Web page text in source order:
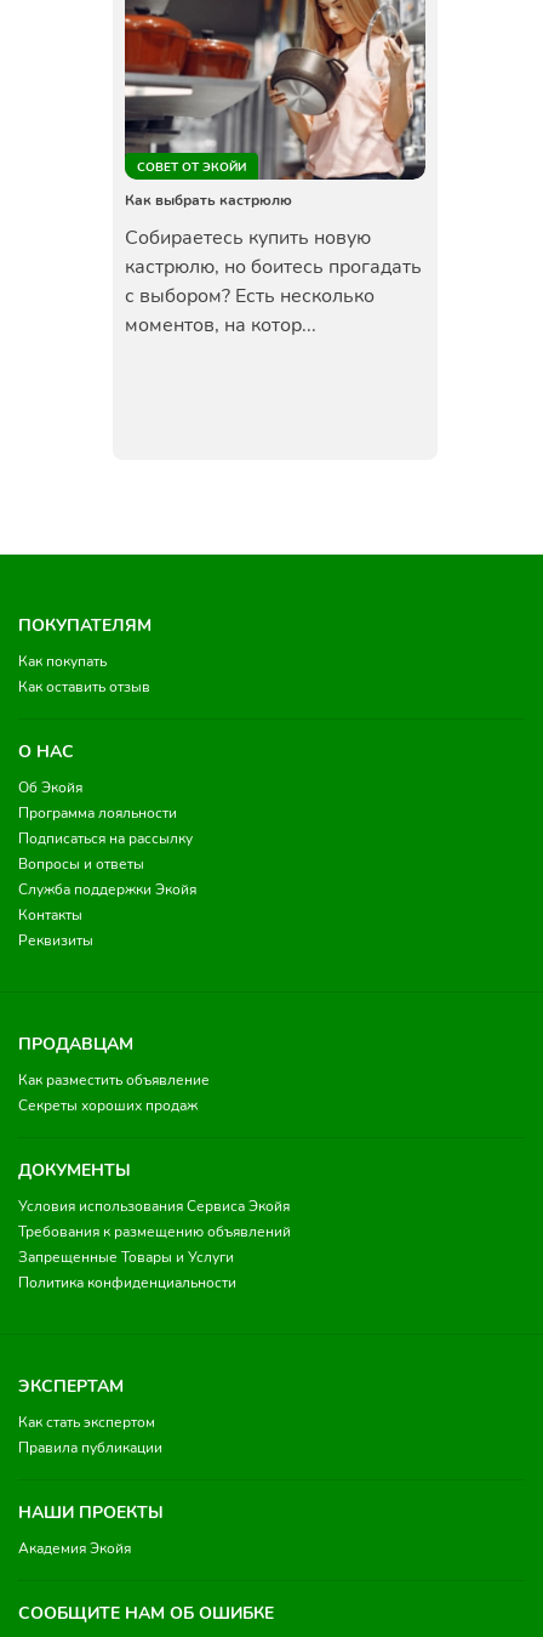
СОВЕТ ОТ ЭКОЙИ
Как выбрать кастрюлю
Собираетесь купить новую
кастрюлю, но боитесь прогадать
с выбором? Есть несколько
моментов, на котор...
ПОКУПАТЕЛЯМ
Как покупать
Как оставить отзыв
О НАС
Об Экойя
Программа лояльности
Подписаться на рассылку
Вопросы и ответы
Служба поддержки Экойя
Контакты
Реквизиты
ПРОДАВЦАМ
Как разместить объявление
Секреты хороших продаж
ДОКУМЕНТЫ
Условия использования Сервиса Экойя
Требования к размещению объявлений
Запрещенные Товары и Услуги
Политика конфиденциальности
ЭКСПЕРТАМ
Как стать экспертом
Правила публикации
НАШИ ПРОЕКТЫ
Академия Экойя
СООБЩИТЕ НАМ ОБ ОШИБКЕ